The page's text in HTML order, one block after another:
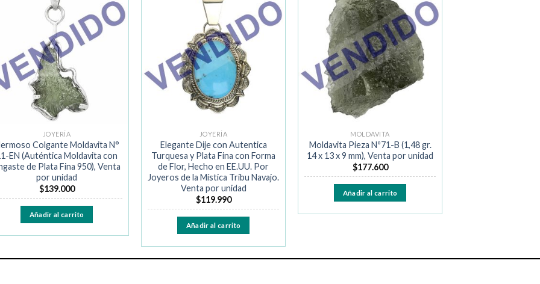
Añadir
a la
lista de
deseos
JOYERÍA
Colgante Moldavita N°
EN (Auténtica Moldavita con
de Plata Fina 950), Venta
por unidad
$139.000
Añadir al carrito
Añadir
a la
lista de
deseos
JOYERÍA
Elegante Dije con Autentica
Turquesa y Plata Fina con Forma
de Flor, Hecho en EE.UU. Por
Joyeros de la Mística Tribu Navajo.
Venta por unidad
$119.990
Añadir al carrito
Añadir
a la
lista de
deseos
MOLDAVITA
Moldavita Pieza Nº71-B (1,48 gr.
14 x 13 x 9 mm), Venta por unidad
$177.600
Añadir al carrito